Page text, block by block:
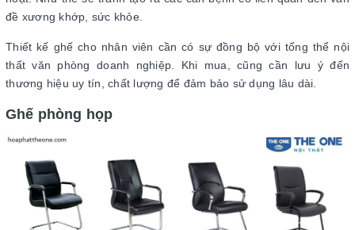
đề xương khớp, sức khỏe.
Thiết kế ghế cho nhân viên cần có sự đồng bộ với tổng thể nội
thất văn phòng doanh nghiệp. Khi mua, cũng cần lưu ý đến
thương hiệu uy tín, chất lượng để đảm bảo sử dụng lâu dài.
Ghế phòng họp